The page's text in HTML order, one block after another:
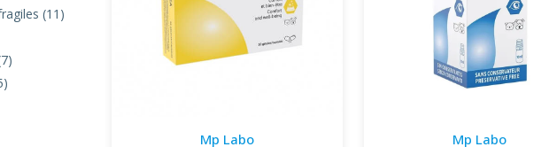
(11)
Mp Labo
Mp Labo